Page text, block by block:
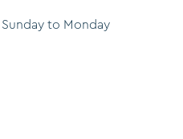
to Monday